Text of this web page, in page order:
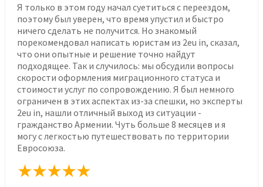
Я только в этом году начал суетиться с переездом,
поэтому был уверен, что время упустил и быстро
ничего сделать не получится. Но знакомый
порекомендовал написать юристам из 2eu in, сказал,
что они опытные и решение точно найдут
подходящее. Так и случилось: мы обсудили вопросы
скорости оформления миграционного статуса и
стоимости услуг по сопровождению. Я был немного
ограничен в этих аспектах из-за спешки, но эксперты
2eu in, нашли отличный выход из ситуации -
гражданство Армении. Чуть больше 8 месяцев и я
могу с легкостью путешествовать по территории
Евросоюза.